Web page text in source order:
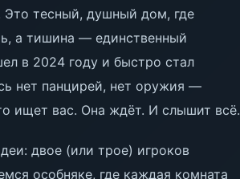
Это тесный, душный дом, где
а тишина — единственный
в 2024 году и быстро стал
нет панцирей, нет оружия —
ищет вас. Она ждёт. И слышит всё.
двое (или трое) игроков
особняке, где каждая комната